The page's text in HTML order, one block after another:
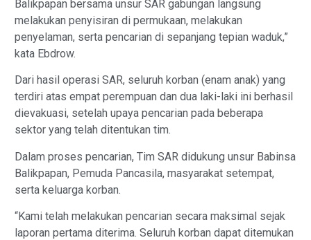
Balikpapan bersama unsur SAR gabungan langsung
melakukan penyisiran di permukaan, melakukan
penyelaman, serta pencarian di sepanjang tepian waduk,”
kata Ebdrow.
Dari hasil operasi SAR, seluruh korban (enam anak) yang
terdiri atas empat perempuan dan dua laki-laki ini berhasil
dievakuasi, setelah upaya pencarian pada beberapa
sektor yang telah ditentukan tim.
Dalam proses pencarian, Tim SAR didukung unsur Babinsa
Balikpapan, Pemuda Pancasila, masyarakat setempat,
serta keluarga korban.
“Kami telah melakukan pencarian secara maksimal sejak
laporan pertama diterima. Seluruh korban dapat ditemukan